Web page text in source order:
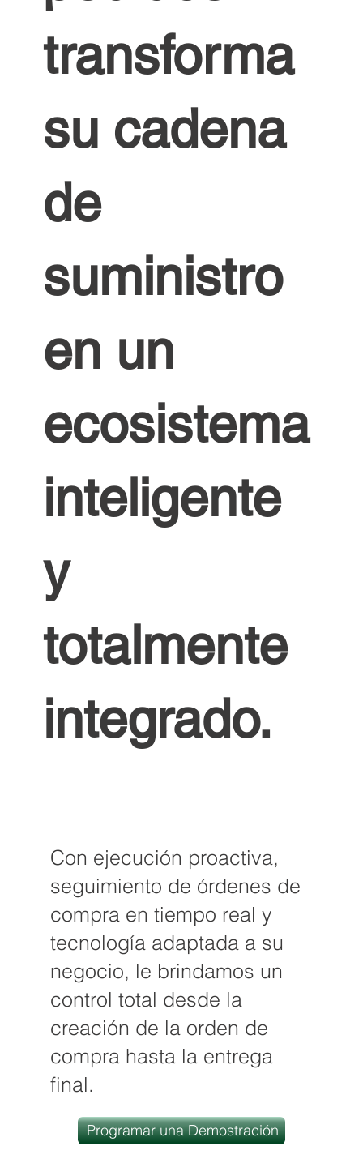
transforma
su cadena
de
suministro
en un
ecosistema
inteligente
y
totalmente
integrado.
Con ejecución proactiva,
seguimiento de órdenes de
compra en tiempo real y
tecnología adaptada a su
negocio, le brindamos un
control total desde la
creación de la orden de
compra hasta la entrega
final.
Programar una Demostración